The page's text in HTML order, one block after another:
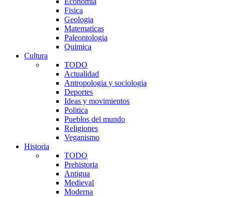
Fisica
Geologia
Matematicas
Paleontologia
Quimica
Cultura
TODO
Actualidad
Antropologia y sociologia
Deportes
Ideas y movimientos
Politica
Pueblos del mundo
Religiones
Veganismo
Historia
TODO
Prehistoria
Antigua
Medieval
Moderna